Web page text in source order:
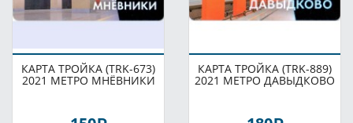
КАРТА ТРОЙКА (TRK-673)
2021 МЕТРО МНЁВНИКИ
КАРТА ТРОЙКА (TRK-889)
2021 МЕТРО ДАВЫДКОВО